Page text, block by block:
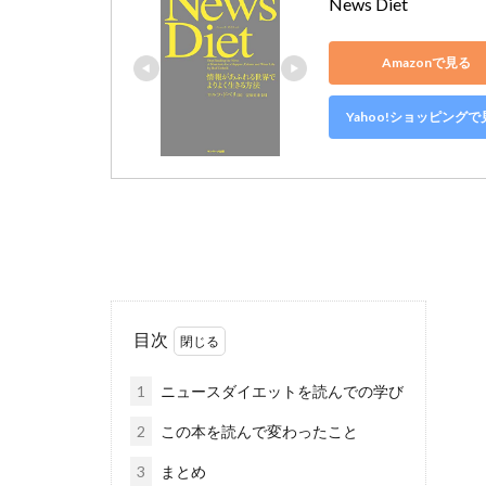
Amazonで見る
Yahoo!ショッピングで
目次
1 ニュースダイエットを読んでの学び
2 この本を読んで変わったこと
3 まとめ